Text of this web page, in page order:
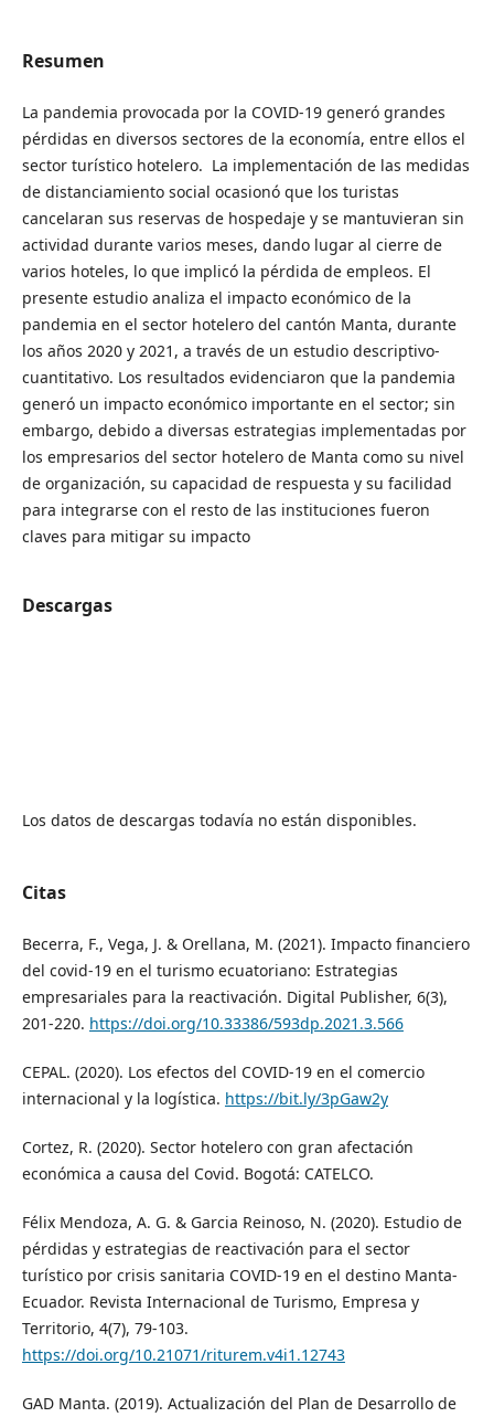
Resumen
La pandemia provocada por la COVID-19 generó grandes
pérdidas en diversos sectores de la economía, entre ellos el
sector turístico hotelero. La implementación de las medidas
de distanciamiento social ocasionó que los turistas
cancelaran sus reservas de hospedaje y se mantuvieran sin
actividad durante varios meses, dando lugar al cierre de
varios hoteles, lo que implicó la pérdida de empleos. El
presente estudio analiza el impacto económico de la
pandemia en el sector hotelero del cantón Manta, durante
los años 2020 y 2021, a través de un estudio descriptivo-
cuantitativo. Los resultados evidenciaron que la pandemia
generó un impacto económico importante en el sector; sin
embargo, debido a diversas estrategias implementadas por
los empresarios del sector hotelero de Manta como su nivel
de organización, su capacidad de respuesta y su facilidad
para integrarse con el resto de las instituciones fueron
claves para mitigar su impacto
Descargas
Los datos de descargas todavía no están disponibles.
Citas
Becerra, F., Vega, J. & Orellana, M. (2021). Impacto financiero
del covid-19 en el turismo ecuatoriano: Estrategias
empresariales para la reactivación. Digital Publisher, 6(3),
201-220. https://doi.org/10.33386/593dp.2021.3.566
CEPAL. (2020). Los efectos del COVID-19 en el comercio
internacional y la logística. https://bit.ly/3pGaw2y
Cortez, R. (2020). Sector hotelero con gran afectación
económica a causa del Covid. Bogotá: CATELCO.
Félix Mendoza, A. G. & Garcia Reinoso, N. (2020). Estudio de
pérdidas y estrategias de reactivación para el sector
turístico por crisis sanitaria COVID-19 en el destino Manta-
Ecuador. Revista Internacional de Turismo, Empresa y
Territorio, 4(7), 79-103.
https://doi.org/10.21071/riturem.v4i1.12743
GAD Manta. (2019). Actualización del Plan de Desarrollo de